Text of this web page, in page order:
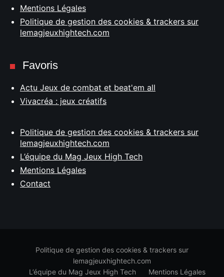
Mentions Légales
Politique de gestion des cookies & trackers sur
lemagjeuxhightech.com
Favoris
Actu Jeux de combat et beat'em all
Vivacréa : jeux créatifs
Politique de gestion des cookies & trackers sur
lemagjeuxhightech.com
L’équipe du Mag Jeux High Tech
Mentions Légales
Contact
Politique de gestion des cookies & trackers sur
lemagjeuxhightech.com
L’équipe du Mag Jeux High Tech
Mentions Légales